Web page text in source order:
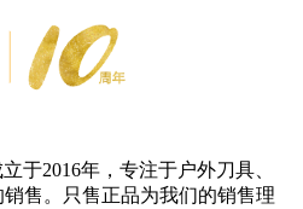
于2016年，专注于户外刀具、
售。只售正品为我们的销售理